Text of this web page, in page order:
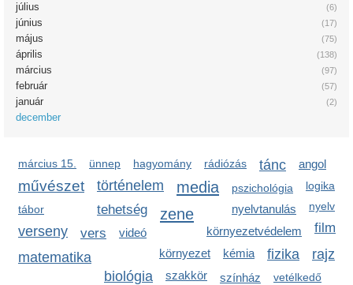
(6)
július
(17)
június
(75)
május
(138)
április
(97)
március
(57)
február
(2)
január
december
március 15. ünnep hagyomány rádiózás tánc angol
művészet történelem media pszichológia logika
tehetség nyelvtanulás nyelv
tábor zene
verseny környezetvédelem
vers
videó
környezet
kémia
matematika
fizika
biológia
szakkör
rajz
film
színház
vetélkedő